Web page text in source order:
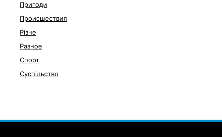
Пригоди
Происшествия
Різне
Разное
Спорт
Суспільство